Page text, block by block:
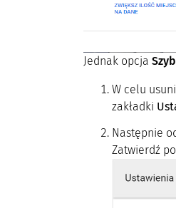
Jednak opcja
W celu
zakładki
Następnie
Zatwierdź